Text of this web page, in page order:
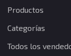
Productos
Categorías
Todos los